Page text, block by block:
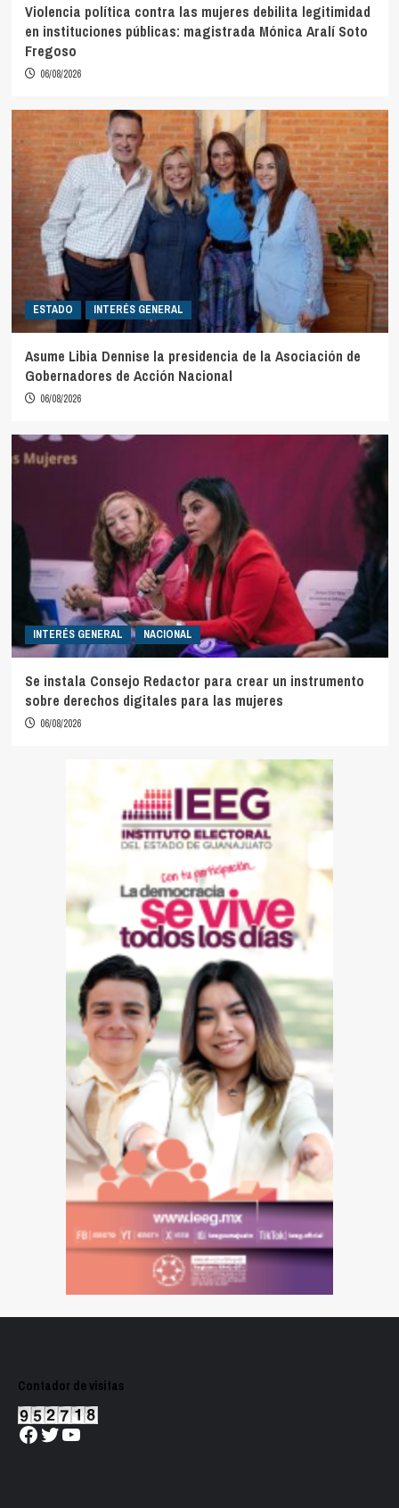
Violencia política contra las mujeres debilita legitimidad
en instituciones públicas: magistrada Mónica Aralí Soto
Fregoso
06/08/2026
ESTADO INTERÉS GENERAL
Asume Libia Dennise la presidencia de la Asociación de
Gobernadores de Acción Nacional
06/08/2026
INTERÉS GENERAL NACIONAL
Se instala Consejo Redactor para crear un instrumento
sobre derechos digitales para las mujeres
06/08/2026
Contador de visitas
Facebook
Twitter
YouTube